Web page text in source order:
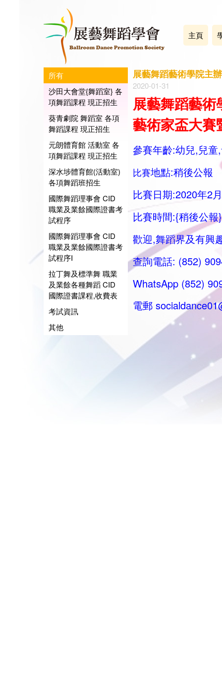
主頁
所有
沙田大會堂{舞蹈室} 各
項舞蹈課程 現正招生
葵青劇院 舞蹈室 各項
舞蹈課程 現正招生
元朗體育館 活動室 各
項舞蹈課程 現正招生
深水埗體育館(活動室)
各項舞蹈班招生
國際舞蹈理事會 CID
職業及業餘國際證書考
試程序
國際舞蹈理事會 CID
職業及業餘國際證書考
試程序I
拉丁舞及標準舞 職業
及業餘各種舞蹈 CID
國際證書課程,收費表
考試資訊
其他
展藝舞蹈藝術學院主
2020-01-31
展藝舞蹈藝
藝術家盃大賽
參賽年齡:幼兒,兒童
比賽地點:稍後公報
比賽日期:2020年2
比賽時間:{稍後公報}
歡迎,舞蹈界及有興
查詢電話: (852)
WhatsApp (852)
電郵